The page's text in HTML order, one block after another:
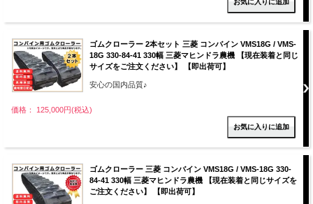
ゴムクローラー 2本セット 三菱 コンバイン VMS18G / VMS-
18G 330-84-41 330幅 三菱マヒンドラ農機 【現在装着と同じ
サイズをご注文ください】 【即出荷可】
安心の国内品質♪
価格： 125,000円(税込)
ゴムクローラー 三菱 コンバイン VMS18G / VMS-18G 330-
84-41 330幅 三菱マヒンドラ農機 【現在装着と同じサイズを
ご注文ください】 【即出荷可】